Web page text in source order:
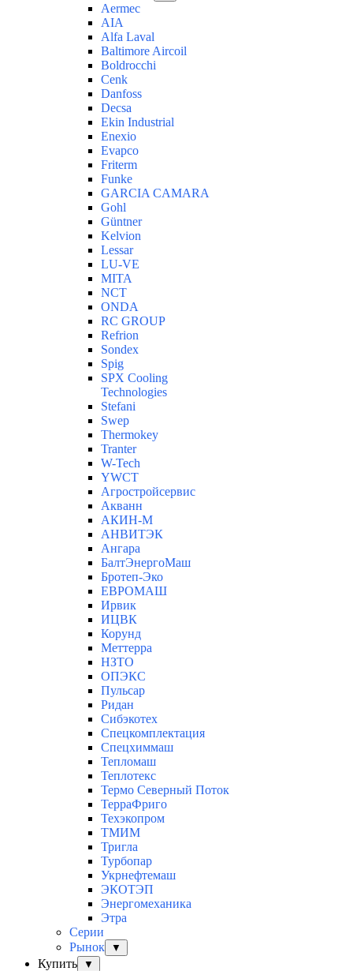
Aermec
AIA
Alfa Laval
Baltimore Aircoil
Boldrocchi
Cenk
Danfoss
Decsa
Ekin Industrial
Enexio
Evapco
Friterm
Funke
GARCIA CAMARA
Gohl
Güntner
Kelvion
Lessar
LU-VE
MITA
NCT
ONDA
RC GROUP
Refrion
Sondex
Spig
SPX Cooling
Technologies
Stefani
Swep
Thermokey
Tranter
W-Tech
YWCT
Агростройсервис
Акванн
АКИН-М
АНВИТЭК
Ангара
БалтЭнергоМаш
Бротеп-Эко
ЕВРОМАШ
Ирвик
ИЦВК
Корунд
Меттерра
НЗТО
ОПЭКС
Пульсар
Ридан
Сибэкотех
Спецкомплектация
Спецхиммаш
Тепломаш
Теплотекс
Термо Северный Поток
ТерраФриго
Техэкопром
ТМИМ
Тригла
Турбопар
Укрнефтемаш
ЭКОТЭП
Энергомеханика
Этра
Серии
Рынок
▼
Купить ▼